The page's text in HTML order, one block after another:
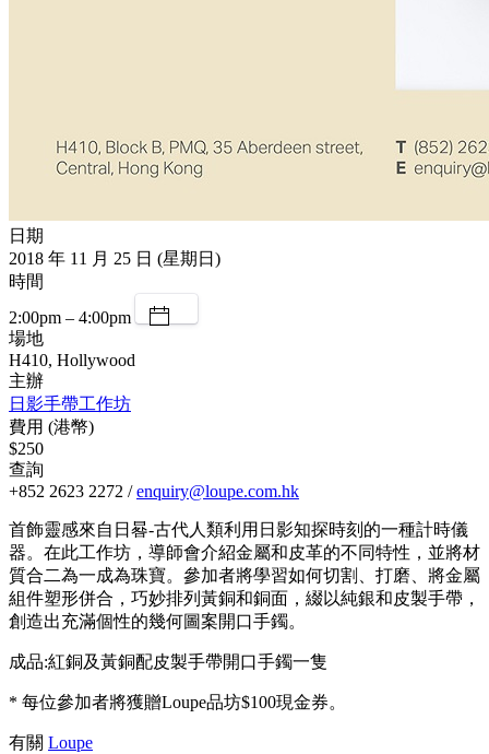
日期
2018 年 11 月 25 日 (星期日)
時間
2:00pm – 4:00pm
場地
H410, Hollywood
主辦
日影手帶工作坊
費用 (港幣)
$250
查詢
+852 2623 2272 /enquiry@loupe.com.hk
首飾靈感來自日晷-古代人類利用日影知探時刻的一種計時儀
器。在此工作坊，導師會介紹金屬和皮革的不同特性，並將材
質合二為一成為珠寶。參加者將學習如何切割、打磨、將金屬
組件塑形併合，巧妙排列黃銅和銅面，綴以純銀和皮製手帶，
創造出充滿個性的幾何圖案開口手鐲。
成品:紅銅及黃銅配皮製手帶開口手鐲一隻
* 每位參加者將獲贈Loupe品坊$100現金券。
有關 Loupe